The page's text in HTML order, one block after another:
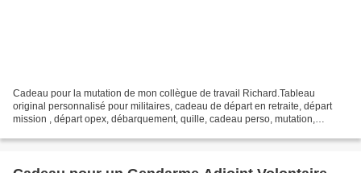
Cadeau pour la mutation de mon collègue de travail Richard.Tableau
original personnalisé pour militaires, cadeau de départ en retraite, départ
mission , départ opex, débarquement, quille, cadeau perso, mutation,